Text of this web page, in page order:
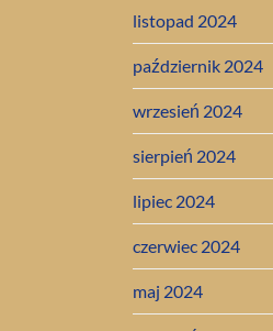
listopad 2024
październik 2024
wrzesień 2024
sierpień 2024
lipiec 2024
czerwiec 2024
maj 2024